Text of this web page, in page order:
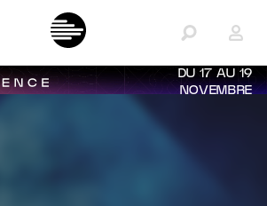
DU 17 AU 19
NOVEMBRE